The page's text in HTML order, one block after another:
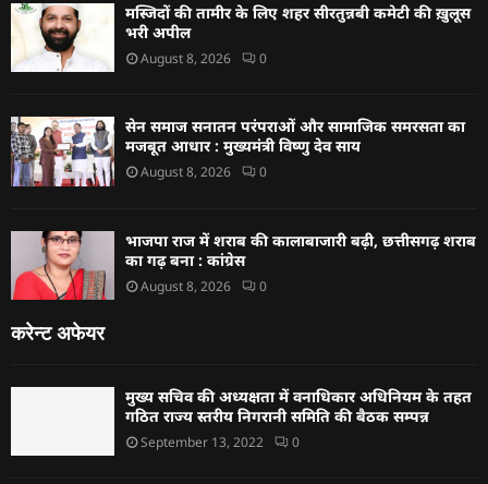
मस्जिदों की तामीर के लिए शहर सीरतुन्नबी कमेटी की ख़ुलूस
भरी अपील
August 8, 2026 0
सेन समाज सनातन परंपराओं और सामाजिक समरसता का
मजबूत आधार : मुख्यमंत्री विष्णु देव साय
August 8, 2026 0
भाजपा राज में शराब की कालाबाजारी बढ़ी, छत्तीसगढ़ शराब
का गढ़ बना : कांग्रेस
August 8, 2026 0
करेन्ट अफेयर
मुख्य सचिव की अध्यक्षता में वनाधिकार अधिनियम के तहत
गठित राज्य स्तरीय निगरानी समिति की बैठक सम्पन्न
September 13, 2022 0